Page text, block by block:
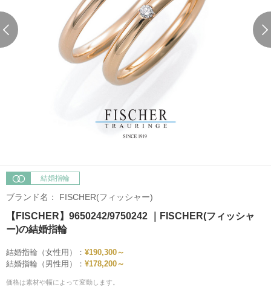
結婚指輪
ブランド名： FISCHER(フィッシャー)
【FISCHER】9650242/9750242 ｜FISCHER(フィッシャ
ー)の結婚指輪
結婚指輪（女性用）： ¥190,300～
結婚指輪（男性用）： ¥178,200～
価格は素材や幅によって変動します。